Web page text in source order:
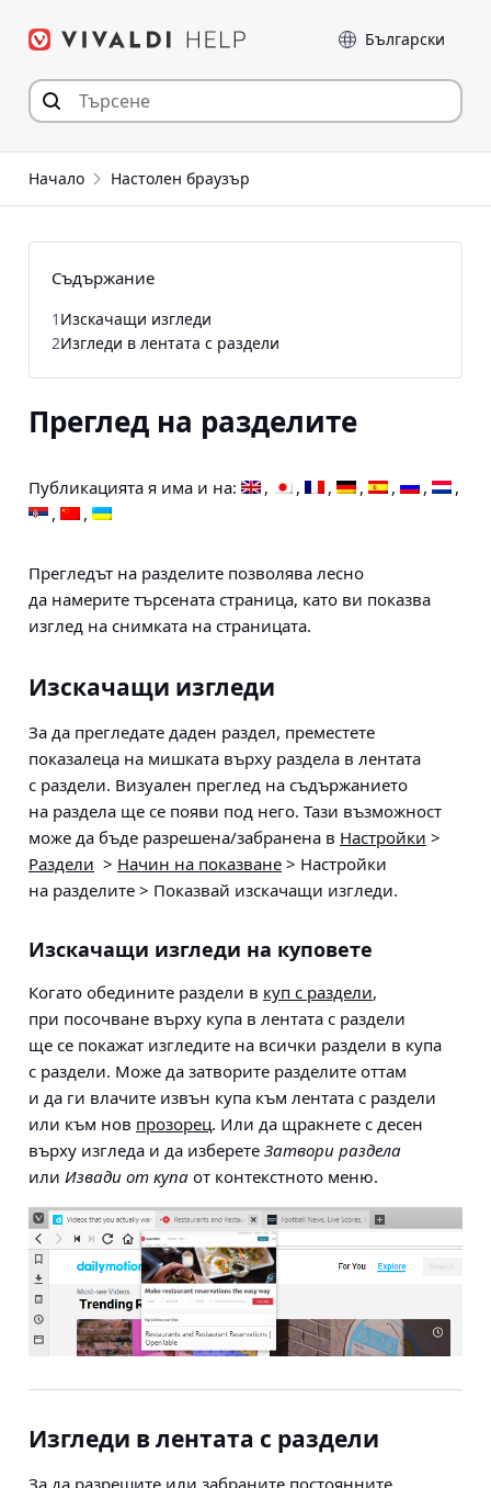
към съдържанието
Език
Начало Настолен браузър
Преглед на разделите
Публикацията я има и на:
Прегледът на разделите позволява лесно
да намерите търсената страница, като ви показва
изглед на снимката на страницата.
Изскачащи изгледи
За да прегледате даден раздел, преместете
показалеца на мишката върху раздела в лентата
с раздели. Визуален преглед на съдържанието
на раздела ще се появи под него. Тази възможност
може да бъде разрешена/забранена в Настройки >
Раздели > Начин на показване > Настройки
на разделите > Показвай изскачащи изгледи.
Изскачащи изгледи на куповете
Когато обедините раздели в куп с раздели,
при посочване върху купа в лентата с раздели
ще се покажат изгледите на всички раздели в купа
с раздели. Може да затворите разделите оттам
и да ги влачите извън купа към лентата с раздели
или към нов прозорец. Или да щракнете с десен
върху изгледа и да изберете Затвори раздела
или Извади от купа от контекстното меню.
Изгледи в лентата с раздели
За да разрешите или забраните постоянните
Съдържание
1 Изскачащи изгледи
2Изгледи в лентата с раздели